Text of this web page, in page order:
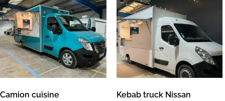
Camion cuisine
Kebab truck Nissan